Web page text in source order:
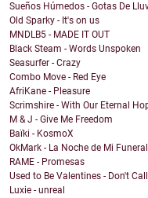
Sueños Húmedos - Gotas De
Old Sparky - It's on us
MNDLB5 - MADE IT OUT
Black Steam - Words Unspoken
Seasurfer - Crazy
Combo Move - Red Eye
AfriKane - Pleasure
Scrimshire - With Our Eternal
M & J - Give Me Freedom
Baïki - KosmoX
OkMark - La Noche de Mi Funeral
RAME - Promesas
Used to Be Valentines - Don't
Luxie - unreal